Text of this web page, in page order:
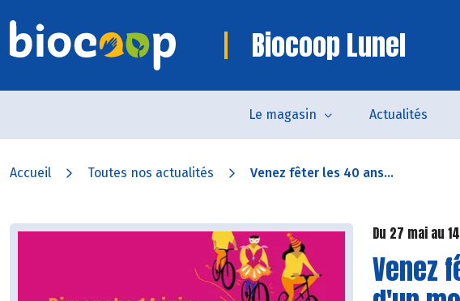
Biocoop Lunel
Le magasin Actualités
Accueil Toutes nos actualités Venez fêter les 40 ans...
Du 27 mai au
Venez